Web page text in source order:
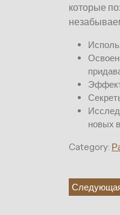
которые
новых
Category: